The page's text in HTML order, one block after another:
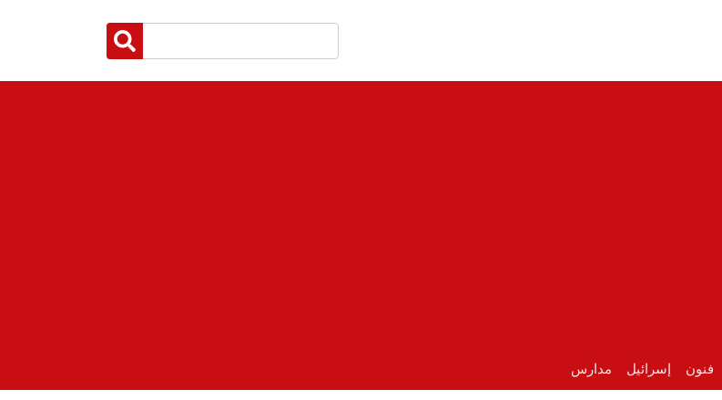
فنون إسرائيل مدارس